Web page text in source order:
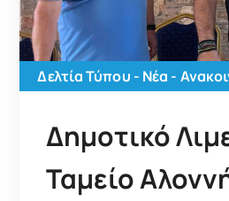
Δελτία Τύπου - Νέα -
Δημοτικό
Ταμείο